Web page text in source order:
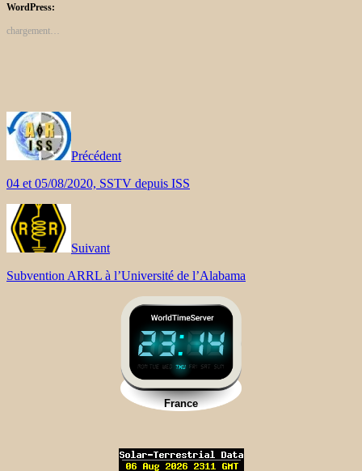
WordPress:
chargement…
Précédent
04 et 05/08/2020, SSTV depuis ISS
Suivant
Subvention ARRL à l’Université de l’Alabama